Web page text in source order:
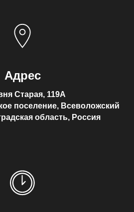
Адрес
Старая, 119А
поселение, Всеволожский
область, Россия